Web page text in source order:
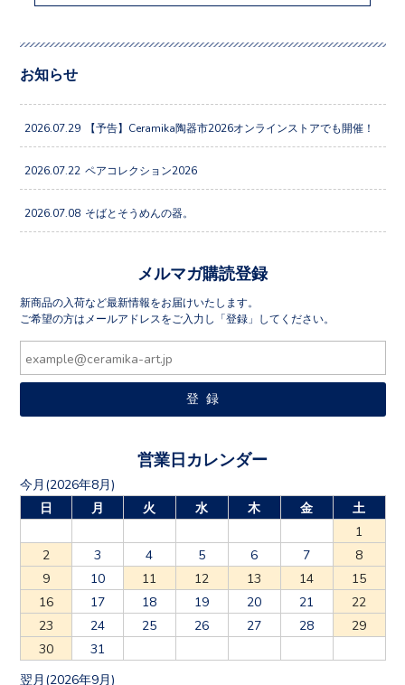
お知らせ
2026.07.29 【予告】Ceramika陶器市2026オンラインストアでも開催！
2026.07.22 ペアコレクション2026
2026.07.08 そばとそうめんの器。
メルマガ購読登録
新商品の入荷など最新情報をお届けいたします。
ご希望の方はメールアドレスをご入力し「登録」してください。
営業日カレンダー
今月(2026年8月)
日
月 火 水 木 金
土
1
2
3 4 5 6 7
8
9
10 11 12 13 14
15
16
17 18 19 20 21
22
23
24 25 26 27 28
29
30
31
翌月(2026年9月)